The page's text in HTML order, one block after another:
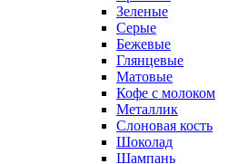
Зеленые
Серые
Бежевые
Глянцевые
Матовые
Кофе с молоком
Металлик
Слоновая кость
Шоколад
Шампань